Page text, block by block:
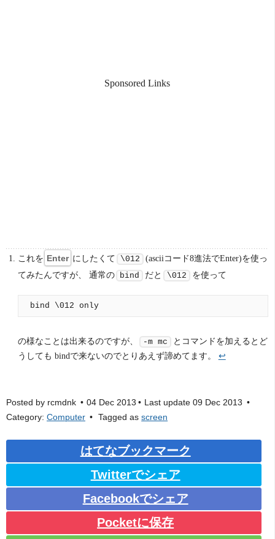
Sponsored Links
これを Enter にしたくて \012
(asciiコード8進法でEnter)を使っ
てみたんですが、 通常の
bind だと \012 を使って
の様なことは出来るのですが、 -m mc
とコマンドを加えるとど
うしても bindで来ないのでとりあえず諦めてます。 ↩
Posted by rcmdnk 04 Dec 2013 Last update09 Dec 2013
Category: Computer Tagged asscreen
はてなブックマーク
Twitterでシェア
Facebookでシェア
Pocketに保存